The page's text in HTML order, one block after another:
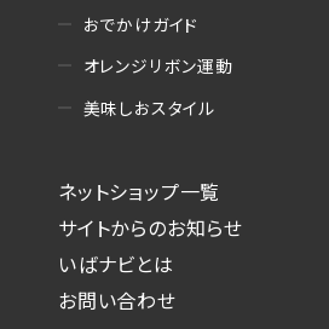
おでかけガイド
オレンジリボン運動
美味しおスタイル
ネットショップ一覧
サイトからのお知らせ
いばナビとは
お問い合わせ